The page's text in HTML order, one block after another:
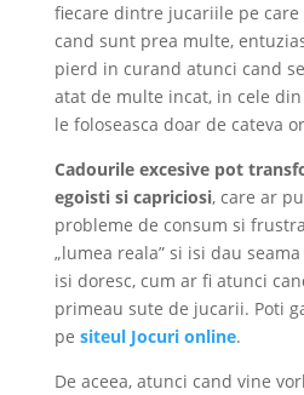
fiecare dintre jucariile pe
cand sunt prea multe,
pierd in curand atunci cand
atat de multe incat, in cele
le foloseasca doar de cateva
Cadourile excesive pot
egoisti si capriciosi, care ar
probleme de consum si
„lumea reala” si isi dau
isi doresc, cum ar fi atunci
primeau sute de jucarii. Poti
pe siteul Jocuri online.
De aceea, atunci cand vine